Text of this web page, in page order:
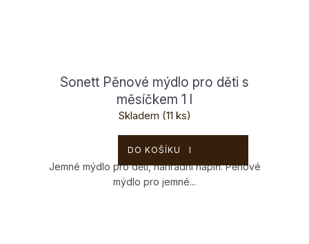
Sonett Pěnové mýdlo pro děti s
měsíčkem 1 l
Skladem (11 ks)
DO KOŠÍKU
Jemné mýdlo pro děti, náhradní náplň. Pěnové
mýdlo pro jemné...